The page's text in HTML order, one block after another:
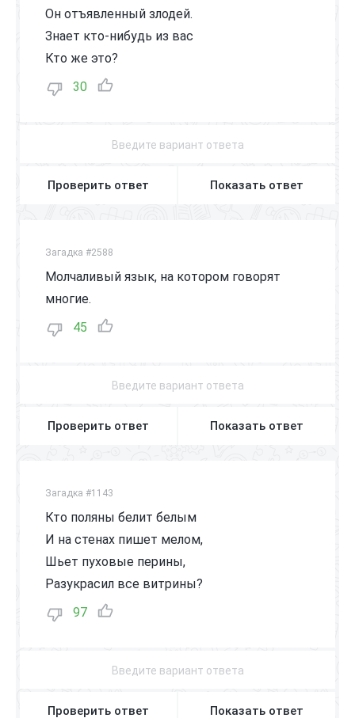
Он отъявленный злодей.
Знает кто-нибудь из вас
Кто же это?
30
Проверить ответ Показать ответ
Загадка #2588
Молчаливый язык, на котором говорят
многие.
45
Проверить ответ Показать ответ
Загадка #1143
Кто поляны белит белым
И на стенах пишет мелом,
Шьет пуховые перины,
Разукрасил все витрины?
97
Проверить ответ Показать ответ